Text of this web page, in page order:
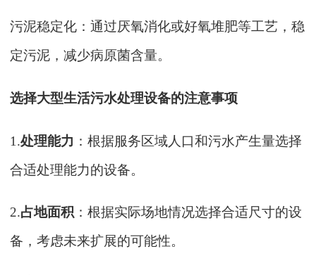
污泥稳定化：通过厌氧消化或好氧堆肥等工艺，稳
定污泥，减少病原菌含量。
选择大型生活污水处理设备的注意事项
1.处理能力 ：根据服务区域人口和污水产生量选择
合适处理能力的设备。
2.占地面积 ：根据实际场地情况选择合适尺寸的设
备，考虑未来扩展的可能性。